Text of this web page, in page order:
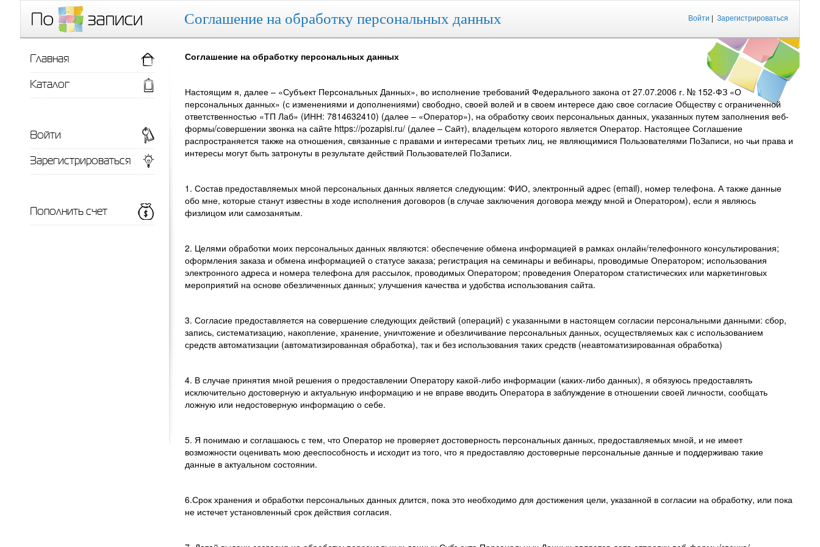
Войти | Зарегистрироваться
Соглашение на обработку персональных данных
Соглашение на обработку персональных данных
Настоящим я, далее – «Субъект Персональных Данных», во исполнение требований Федерального закона от 27.07.2006 г. № 152-ФЗ «О
персональных данных» (с изменениями и дополнениями) свободно, своей волей и в своем интересе даю свое согласие Обществу с ограниченной
ответственностью «ТП Лаб» (ИНН: 7814632410) (далее – «Оператор»), на обработку своих персональных данных, указанных путем заполнения веб-
формы/совершении звонка на сайте https://pozapisi.ru/ (далее – Сайт), владельцем которого является Оператор. Настоящее Соглашение
распространяется также на отношения, связанные с правами и интересами третьих лиц, не являющимися Пользователями ПоЗаписи, но чьи права и
интересы могут быть затронуты в результате действий Пользователей ПоЗаписи.
1. Состав предоставляемых мной персональных данных является следующим: ФИО, электронный адрес (email), номер телефона. А также данные
обо мне, которые станут известны в ходе исполнения договоров (в случае заключения договора между мной и Оператором), если я являюсь
физлицом или самозанятым.
2. Целями обработки моих персональных данных являются: обеспечение обмена информацией в рамках онлайн/телефонного консультирования;
оформления заказа и обмена информацией о статусе заказа; регистрация на семинары и вебинары, проводимые Оператором; использования
электронного адреса и номера телефона для рассылок, проводимых Оператором; проведения Оператором статистических или маркетинговых
мероприятий на основе обезличенных данных; улучшения качества и удобства использования сайта.
3. Согласие предоставляется на совершение следующих действий (операций) с указанными в настоящем согласии персональными данными: сбор,
запись, систематизацию, накопление, хранение, уничтожение и обезличивание персональных данных, осуществляемых как с использованием
средств автоматизации (автоматизированная обработка), так и без использования таких средств (неавтоматизированная обработка)
4. В случае принятия мной решения о предоставлении Оператору какой-либо информации (каких-либо данных), я обязуюсь предоставлять
исключительно достоверную и актуальную информацию и не вправе вводить Оператора в заблуждение в отношении своей личности, сообщать
ложную или недостоверную информацию о себе.
5. Я понимаю и соглашаюсь с тем, что Оператор не проверяет достоверность персональных данных, предоставляемых мной, и не имеет
возможности оценивать мою дееспособность и исходит из того, что я предоставляю достоверные персональные данные и поддерживаю такие
данные в актуальном состоянии.
6.Срок хранения и обработки персональных данных длится, пока это необходимо для достижения цели, указанной в согласии на обработку, или пока
не истечет установленный срок действия согласия.
Главная
Каталог
Войти
Зарегистрироваться
Пополнить счет